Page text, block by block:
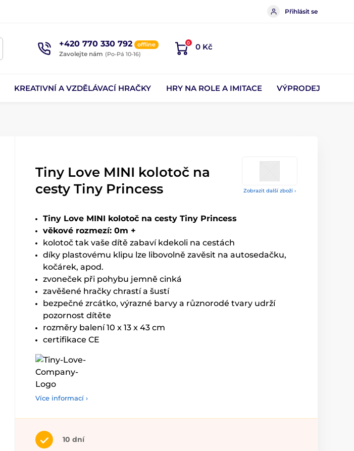
Přihlásit se
+420 770 330 792 offline
Zavolejte nám (Po-Pá 10-16)
0 0 Kč
KREATIVNÍ A VZDĚLÁVACÍ HRAČKY HRY NA ROLE A IMITACE VÝPRODEJ
Zobrazit další zboží ›
Tiny Love MINI kolotoč na
cesty Tiny Princess
Tiny Love MINI kolotoč na cesty Tiny Princess
věkové rozmezí: 0m +
kolotoč tak vaše dítě zabaví kdekoli na cestách
díky plastovému klipu lze libovolně zavěsit na autosedačku,
kočárek, apod.
zvoneček při pohybu jemně cinká
zavěšené hračky chrastí a šustí
bezpečné zrcátko, výrazné barvy a různorodé tvary udrží
pozornost dítěte
rozměry balení 10 x 13 x 43 cm
certifikace CE
Více informací ›
10 dní